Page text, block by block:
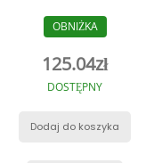
OBNIŻKA
125.04zł
DOSTĘPNY
Dodaj do koszyka